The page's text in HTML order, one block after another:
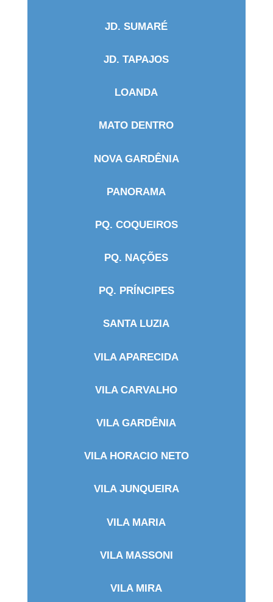
JD. SUMARÉ
JD. TAPAJOS
LOANDA
MATO DENTRO
NOVA GARDÊNIA
PANORAMA
PQ. COQUEIROS
PQ. NAÇÕES
PQ. PRÍNCIPES
SANTA LUZIA
VILA APARECIDA
VILA CARVALHO
VILA GARDÊNIA
VILA HORACIO NETO
VILA JUNQUEIRA
VILA MARIA
VILA MASSONI
VILA MIRA